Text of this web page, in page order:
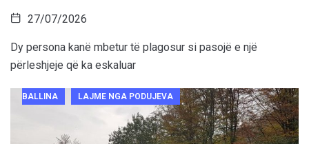
27/07/2026
Dy persona kanë mbetur të plagosur si pasojë e një
përleshjeje që ka eskaluar
BALLINA LAJME NGA PODUJEVA